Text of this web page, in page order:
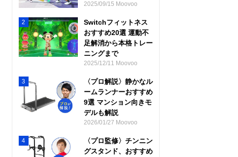
2025/09/15 Moovoo
2
Switchフィットネス
おすすめ20選 運動不
足解消から本格トレー
ニングまで
2025/12/11 Moovoo
3
〈プロ解説〉静かなル
ームランナーおすすめ
9選 マンション向きモ
デルも解説
2026/01/27 Moovoo
4
〈プロ監修〉チンニン
グスタンド、おすすめ